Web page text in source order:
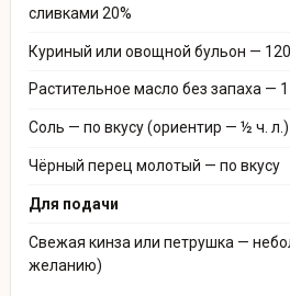
сливками 20%
Куриный или овощной бульон —
Растительное масло без запаха —
Соль — по вкусу (ориентир — ½ ч. л.)
Чёрный перец молотый — по вкусу
Для подачи
Свежая кинза или петрушка —
желанию)